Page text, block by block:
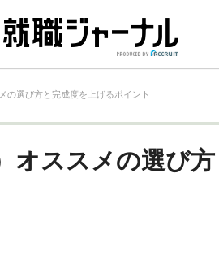
の選び方と完成度を上げるポイント
オススメの選び方